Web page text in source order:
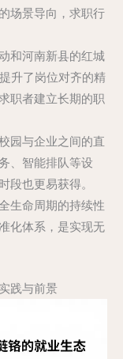
场景导向，求职行
和河南新县的红城
升了岗位对齐的精
职者建立长期的职
园与企业之间的直
、智能排队等设
段也更易获得。
生命周期的持续性
化体系，是实现无
践与前景